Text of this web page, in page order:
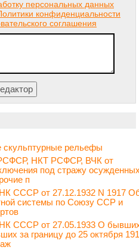
персональных данных
конфиденциальности
соглашения
скульптурные рельефы
НКТ РСФСР, ВЧК от
под стражу
п
СССР от 27.12.1932 N 1917
системы по Союзу ССР и
СССР от 27.05.1933 О
за границу до 25 октября